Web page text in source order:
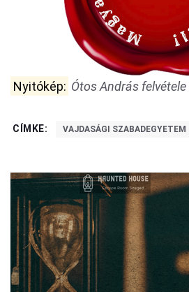
Nyitókép: Ótos András felvétele
CÍMKE: VAJDASÁGI SZABADEGYETEM